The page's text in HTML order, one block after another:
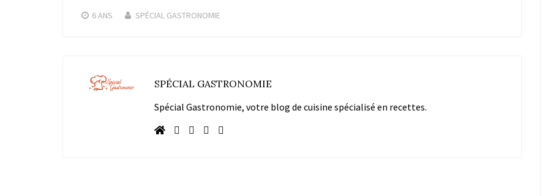
6 ANS SPÉCIAL GASTRONOMIE
SPÉCIAL GASTRONOMIE
Spécial Gastronomie, votre blog de cuisine spécialisé en recettes.